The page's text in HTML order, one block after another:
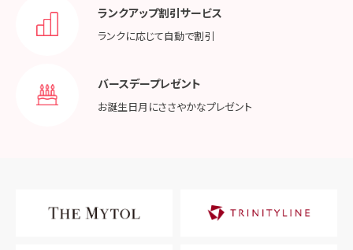
ランクアップ割引サービス
ランクに応じて自動で割引
バースデープレゼント
お誕生日月にささやかなプレゼント